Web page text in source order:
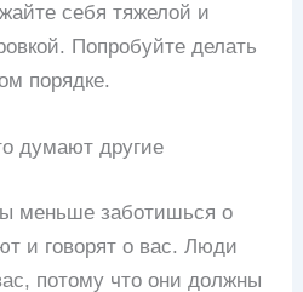
себя тяжелой и
Попробуйте делать
порядке.
думают другие
меньше заботишься о
и говорят о вас. Люди
потому что они должны